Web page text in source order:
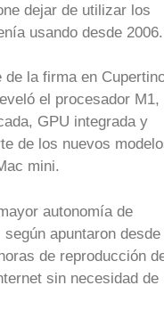
dejar de utilizar los
usando desde 2006.
de la firma en
el procesador M1,
GPU integrada y
de los nuevos
mini.
autonomía de
apuntaron desde
de reproducción
sin necesidad de